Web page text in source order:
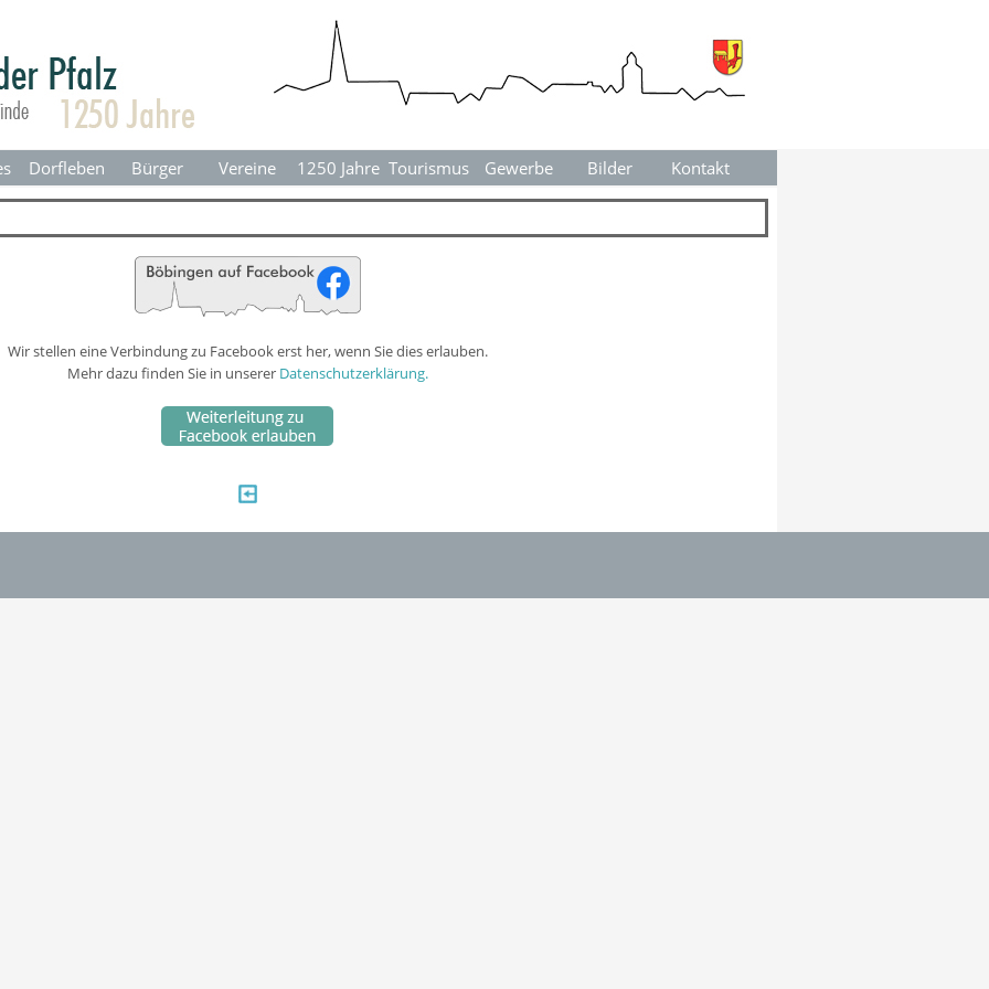
Menü überspringen
▼
Dorfleben ▼
Bürger ▼
Vereine ▼
1250 Jahre ▼
Tourismus ▼
Gewerbe Bilder ▼
Kontakt
Wir stellen eine Verbindung zu Facebook erst her, wenn Sie dies erlauben.
Mehr dazu finden Sie in unserer Datenschutzerklärung.